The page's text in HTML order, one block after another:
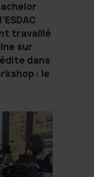
travaillé
sur
dans
: le